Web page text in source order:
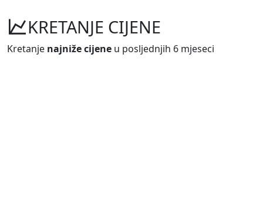
KRETANJE CIJENE
Kretanje najniže cijene u posljednjih 6 mjeseci